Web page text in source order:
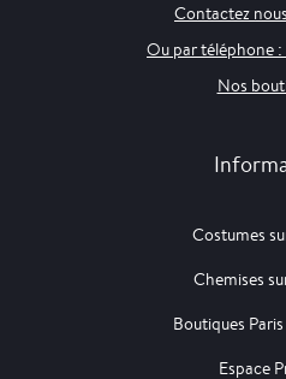
Contactez
Ou par téléphone :
Nos
Costumes
Chemises
Boutiques
Espace